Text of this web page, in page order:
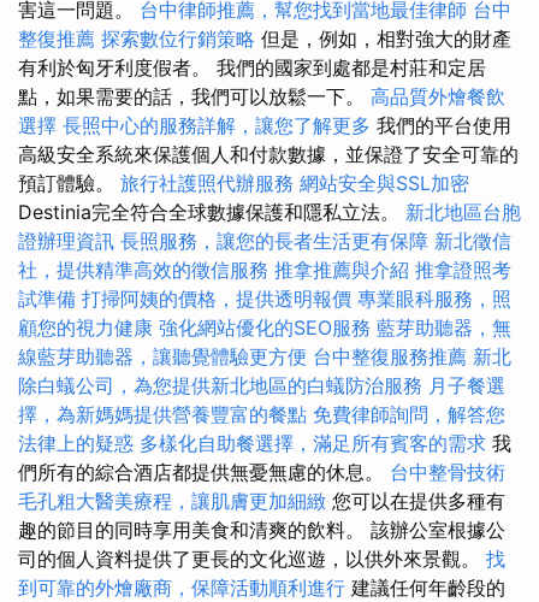
害這一問題。 台中律師推薦，幫您找到當地最佳律師 台中
整復推薦 探索數位行銷策略 但是，例如，相對強大的財產
有利於匈牙利度假者。 我們的國家到處都是村莊和定居
點，如果需要的話，我們可以放鬆一下。 高品質外燴餐飲
選擇 長照中心的服務詳解，讓您了解更多 我們的平台使用
高級安全系統來保護個人和付款數據，並保證了安全可靠的
預訂體驗。 旅行社護照代辦服務 網站安全與SSL加密
Destinia完全符合全球數據保護和隱私立法。 新北地區台胞
證辦理資訊 長照服務，讓您的長者生活更有保障 新北徵信
社，提供精準高效的徵信服務 推拿推薦與介紹 推拿證照考
試準備 打掃阿姨的價格，提供透明報價 專業眼科服務，照
顧您的視力健康 強化網站優化的SEO服務 藍芽助聽器，無
線藍芽助聽器，讓聽覺體驗更方便 台中整復服務推薦 新北
除白蟻公司，為您提供新北地區的白蟻防治服務 月子餐選
擇，為新媽媽提供營養豐富的餐點 免費律師詢問，解答您
法律上的疑惑 多樣化自助餐選擇，滿足所有賓客的需求 我
們所有的綜合酒店都提供無憂無慮的休息。 台中整骨技術
毛孔粗大醫美療程，讓肌膚更加細緻 您可以在提供多種有
趣的節目的同時享用美食和清爽的飲料。 該辦公室根據公
司的個人資料提供了更長的文化巡遊，以供外來景觀。 找
到可靠的外燴廠商，保障活動順利進行 建議任何年齡段的